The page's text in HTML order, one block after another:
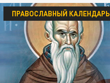
ПРАВОСЛАВНЫЙ КАЛЕНДАРЬ